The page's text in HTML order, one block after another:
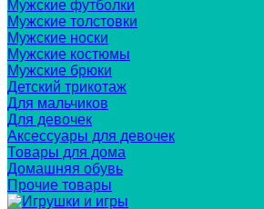
Мужские футболки
Мужские толстовки
Мужские носки
Мужские костюмы
Мужские брюки
Детский трикотаж
Для мальчиков
Для девочек
Аксессуары для девочек
Товары для дома
Домашняя обувь
Прочие товары